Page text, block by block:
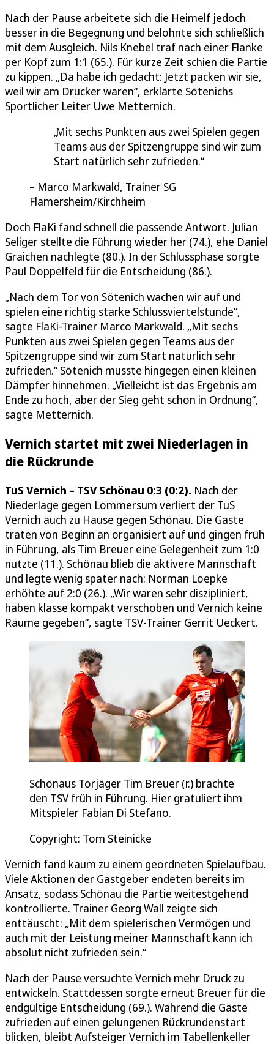
Nach der Pause arbeitete sich die Heimelf jedoch
besser in die Begegnung und belohnte sich schließlich
mit dem Ausgleich. Nils Knebel traf nach einer Flanke
per Kopf zum 1:1 (65.). Für kurze Zeit schien die Partie
zu kippen. „Da habe ich gedacht: Jetzt packen wir sie,
weil wir am Drücker waren“, erklärte Sötenichs
Sportlicher Leiter Uwe Metternich.
Mit sechs Punkten aus zwei Spielen gegen
Teams aus der Spitzengruppe sind wir zum
Start natürlich sehr zufrieden.
Marco Markwald, Trainer SG
Flamersheim/Kirchheim
Doch FlaKi fand schnell die passende Antwort. Julian
Seliger stellte die Führung wieder her (74.), ehe Daniel
Graichen nachlegte (80.). In der Schlussphase sorgte
Paul Doppelfeld für die Entscheidung (86.).
„Nach dem Tor von Sötenich wachen wir auf und
spielen eine richtig starke Schlussviertelstunde“,
sagte FlaKi-Trainer Marco Markwald. „Mit sechs
Punkten aus zwei Spielen gegen Teams aus der
Spitzengruppe sind wir zum Start natürlich sehr
zufrieden.“ Sötenich musste hingegen einen kleinen
Dämpfer hinnehmen. „Vielleicht ist das Ergebnis am
Ende zu hoch, aber der Sieg geht schon in Ordnung“,
sagte Metternich.
Vernich startet mit zwei Niederlagen in
die Rückrunde
TuS Vernich – TSV Schönau 0:3 (0:2). Nach der
Niederlage gegen Lommersum verliert der TuS
Vernich auch zu Hause gegen Schönau. Die Gäste
traten von Beginn an organisiert auf und gingen früh
in Führung, als Tim Breuer eine Gelegenheit zum 1:0
nutzte (11.). Schönau blieb die aktivere Mannschaft
und legte wenig später nach: Norman Loepke
erhöhte auf 2:0 (26.). „Wir waren sehr diszipliniert,
haben klasse kompakt verschoben und Vernich keine
Räume gegeben“, sagte TSV-Trainer Gerrit Ueckert.
Schönaus Torjäger Tim Breuer (r.) brachte
den TSV früh in Führung. Hier gratuliert ihm
Mitspieler Fabian Di Stefano.
Copyright: Tom Steinicke
Vernich fand kaum zu einem geordneten Spielaufbau.
Viele Aktionen der Gastgeber endeten bereits im
Ansatz, sodass Schönau die Partie weitestgehend
kontrollierte. Trainer Georg Wall zeigte sich
enttäuscht: „Mit dem spielerischen Vermögen und
auch mit der Leistung meiner Mannschaft kann ich
absolut nicht zufrieden sein.“
Nach der Pause versuchte Vernich mehr Druck zu
entwickeln. Stattdessen sorgte erneut Breuer für die
endgültige Entscheidung (69.). Während die Gäste
zufrieden auf einen gelungenen Rückrundenstart
blicken, bleibt Aufsteiger Vernich im Tabellenkeller